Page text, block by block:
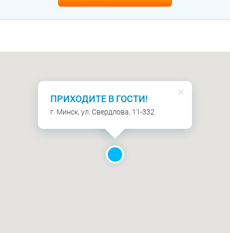
ПРИХОДИТЕ В ГОСТИ!
г. Минск, ул. Свердлова, 11-332